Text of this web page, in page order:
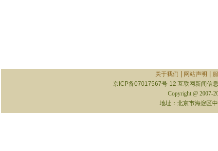
关于我们 网站声明
京ICP备07017567号-12 互联网新闻信
Copyright @ 2007-
地址：北京市海淀区